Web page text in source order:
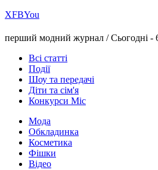
ХFBYou
перший модний журнал /Сьогодні -
Всі статті
Події
Шоу та передачі
Діти та сім'я
Конкурси Міс
Мода
Обкладинка
Косметика
Фішки
Відео